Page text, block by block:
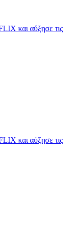
και αύξησε τις
και αύξησε τις